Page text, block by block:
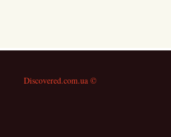
Discovered.com.ua ©